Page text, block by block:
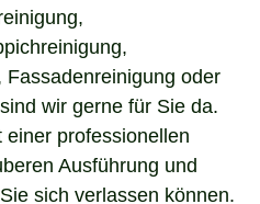
Fassadenreinigung oder
wir gerne für Sie da.
professionellen
Ausführung und
sich verlassen können.